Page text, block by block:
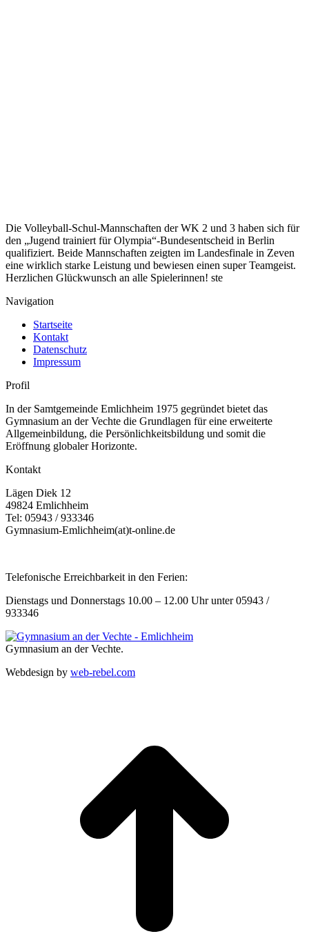
Die Volleyball-Schul-Mannschaften der WK 2 und 3 haben sich für
den „Jugend trainiert für Olympia“-Bundesentscheid in Berlin
qualifiziert. Beide Mannschaften zeigten im Landesfinale in Zeven
eine wirklich starke Leistung und bewiesen einen super Teamgeist.
Herzlichen Glückwunsch an alle Spielerinnen! ste
Navigation
Startseite
Kontakt
Datenschutz
Impressum
Profil
In der Samtgemeinde Emlichheim 1975 gegründet bietet das
Gymnasium an der Vechte die Grundlagen für eine erweiterte
Allgemeinbildung, die Persönlichkeitsbildung und somit die
Eröffnung globaler Horizonte.
Kontakt
Lägen Diek 12
49824 Emlichheim
Tel: 05943 / 933346
Gymnasium-Emlichheim(at)t-online.de
Telefonische Erreichbarkeit in den Ferien:
Dienstags und Donnerstags 10.00 – 12.00 Uhr unter 05943 /
933346
Gymnasium an der Vechte.
Webdesign by web-rebel.com